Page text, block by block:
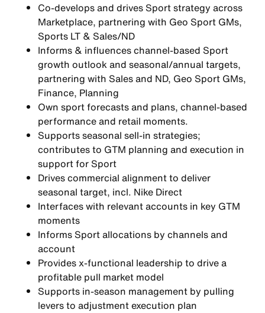
Co-develops and drives Sport strategy across
Marketplace, partnering with Geo Sport GMs,
Sports LT & Sales/ND
Informs & influences channel-based Sport
growth outlook and seasonal/annual targets,
partnering with Sales and ND, Geo Sport GMs,
Finance, Planning
Own sport forecasts and plans, channel-based
performance and retail moments.
Supports seasonal sell-in strategies;
contributes to GTM planning and execution in
support for Sport
Drives commercial alignment to deliver
seasonal target, incl. Nike Direct
Interfaces with relevant accounts in key GTM
moments
Informs Sport allocations by channels and
account
Provides x-functional leadership to drive a
profitable pull market model
Supports in-season management by pulling
levers to adjustment execution plan